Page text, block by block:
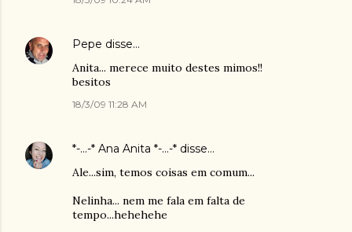
Pepe disse…
Anita... merece muito destes mimos!!
besitos
18/3/09 11:28 AM
*-...-* Ana Anita *-...-* disse…
Ale...sim, temos coisas em comum...
Nelinha... nem me fala em falta de
tempo...hehehehe